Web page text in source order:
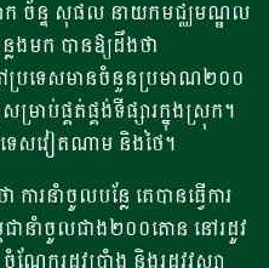
ច័ន្ទ សុផល នាយក​មជ្ឈមណ្ឌល​
ងមក បានឱ្យដឹងថា
ៅប្រទេស​មាន​ចំនួនប្រមាណ២០០​
រាប់​ផ្គត់ផ្គង់​ទីផ្សារ​ក្នុងស្រុក​។
ទេស​វៀតណាម និង​ថៃ​។​
ារនាំចូលបន្លែ គេបានធ្វើការ​
ជា​នាំចូល​ជាង​២០០​តោន នៅរដូវ​
ចំណែក​រដូវប្រាំង និង​រដូវវស្សា